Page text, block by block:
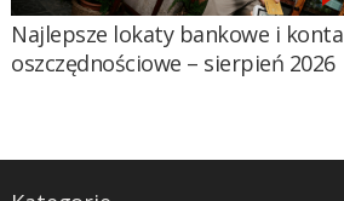
Najlepsze lokaty bankowe i konta
oszczędnościowe – sierpień 2026